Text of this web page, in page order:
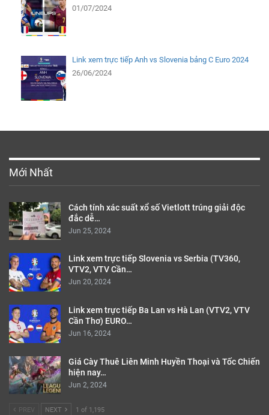
01/07/2024
Link xem trực tiếp Anh vs Slovenia bảng C Euro 2024
26/06/2024
Mới Nhất
Cách tính xác suất xổ số Vietlott trúng giải độc
đắc dễ…
Jun 25, 2024
Link xem trực tiếp Slovenia vs Serbia (TV360,
VTV2, VTV Cần…
Jun 20, 2024
Link xem trực tiếp Ba Lan vs Hà Lan (VTV2, VTV
Cần Thơ) EURO…
Jun 16, 2024
Giá Cày Thuê Liên Minh Huyền Thoại và Tốc Chiến
hiện nay…
Jun 2, 2024
PREV NEXT 1 of 1,195